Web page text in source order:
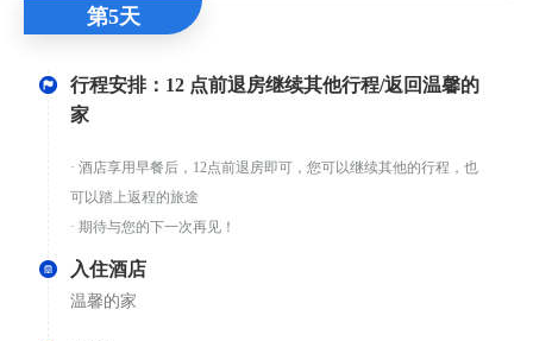
第5天
行程安排：12 点前退房继续其他行程/返回温馨的
家
· 酒店享用早餐后，12点前退房即可，您可以继续其他的行程，也
可以踏上返程的旅途
· 期待与您的下一次再见！
入住酒店
温馨的家